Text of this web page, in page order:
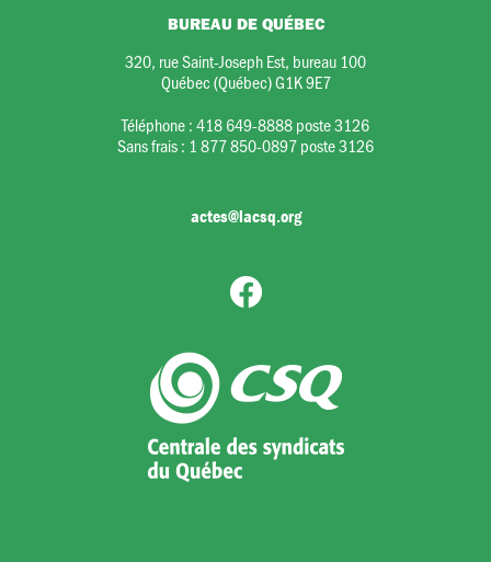
BUREAU DE QUÉBEC
320, rue Saint-Joseph Est, bureau 100
Québec (Québec) G1K 9E7
Téléphone :418 649-8888 poste 3126
Sans frais : 1 877 850-0897 poste 3126
actes@lacsq.org